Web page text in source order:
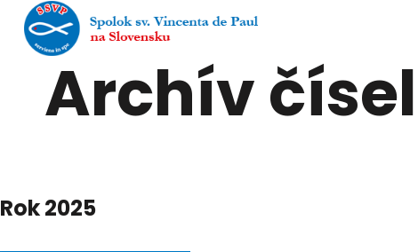
ČASOPIS OZANAM
Archív čísel
Rok 2025